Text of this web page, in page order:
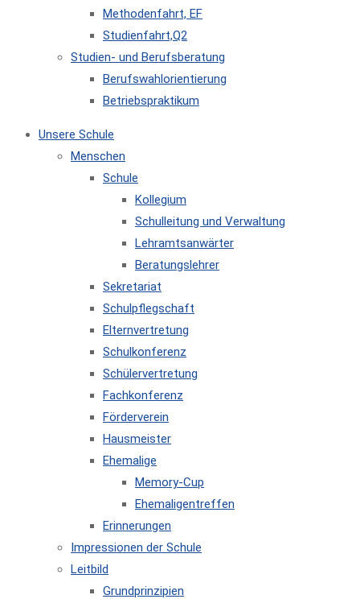
Methodenfahrt, EF
Studienfahrt,Q2
Studien- und Berufsberatung
Berufswahlorientierung
Betriebspraktikum
Unsere Schule
Menschen
Schule
Kollegium
Schulleitung und Verwaltung
Lehramtsanwärter
Beratungslehrer
Sekretariat
Schulpflegschaft
Elternvertretung
Schulkonferenz
Schülervertretung
Fachkonferenz
Förderverein
Hausmeister
Ehemalige
Memory-Cup
Ehemaligentreffen
Erinnerungen
Impressionen der Schule
Leitbild
Grundprinzipien